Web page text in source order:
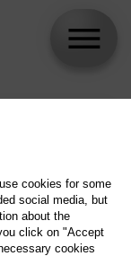
cookies for some
social media, but
about the
click on "Accept
cookies